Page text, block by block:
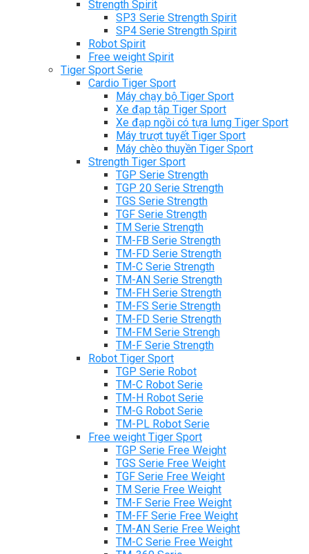
Strength Spirit
SP3 Serie Strength Spirit
SP4 Serie Strength Spirit
Robot Spirit
Free weight Spirit
Tiger Sport Serie
Cardio Tiger Sport
Máy chạy bộ Tiger Sport
Xe đạp tập Tiger Sport
Xe đạp ngồi có tựa lưng Tiger Sport
Máy trượt tuyết Tiger Sport
Máy chèo thuyền Tiger Sport
Strength Tiger Sport
TGP Serie Strength
TGP 20 Serie Strength
TGS Serie Strength
TGF Serie Strength
TM Serie Strength
TM-FB Serie Strength
TM-FD Serie Strength
TM-C Serie Strength
TM-AN Serie Strength
TM-FH Serie Strength
TM-FS Serie Strength
TM-FD Serie Strength
TM-FM Serie Strengh
TM-F Serie Strength
Robot Tiger Sport
TGP Serie Robot
TM-C Robot Serie
TM-H Robot Serie
TM-G Robot Serie
TM-PL Robot Serie
Free weight Tiger Sport
TGP Serie Free Weight
TGS Serie Free Weight
TGF Serie Free Weight
TM Serie Free Weight
TM-F Serie Free Weight
TM-FF Serie Free Weight
TM-AN Serie Free Weight
TM-C Serie Free Weight